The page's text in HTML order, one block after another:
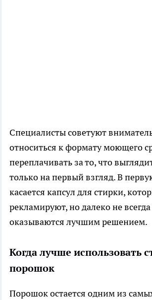
Специалисты советуют
относиться к формату моющего
переплачивать за то, что
только на первый взгляд. В
касается капсул для стирки,
рекламируют, но далеко не
оказываются лучшим решением.
Когда лучше использовать
порошок
Порошок остается одним из